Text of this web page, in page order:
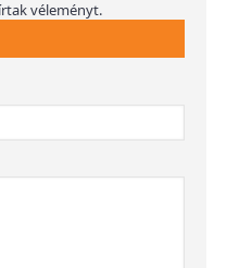
véleményt.